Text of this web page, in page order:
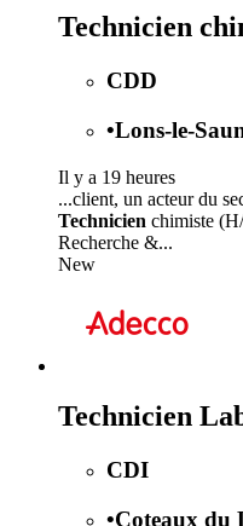
Technicien
CDD
•Lons-le-
Il y a 19 heures
...client, un acteur du
Technicien chimiste
Recherche &...
New
Technicien
CDI
•Coteaux du